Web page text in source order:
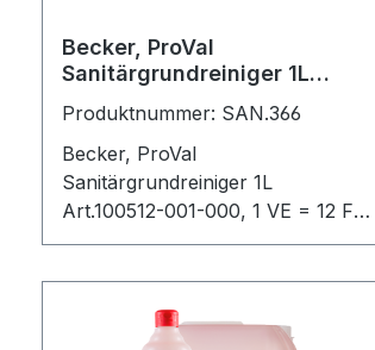
Becker, ProVal
Sanitärgrundreiniger 1L
12 Fl.
Produktnummer: SAN.366
Becker, ProVal
Sanitärgrundreiniger 1L
Art.100512-001-000, 1 VE = 12 Fl.
Phosphorsäure + Sulfamidsäure